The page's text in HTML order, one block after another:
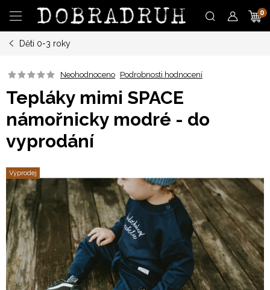
obsah
Děti 0-3 roky
Neohodnoceno Podrobnosti hodnocení
Tepláky mimi SPACE
námořnicky modré - do
vyprodání
Výprodej